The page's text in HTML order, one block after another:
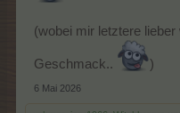
(wobei mir letztere
Geschmack.. )
6 Mai 2026